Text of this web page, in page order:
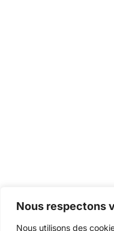
Nous respectons
Nous utilisons des